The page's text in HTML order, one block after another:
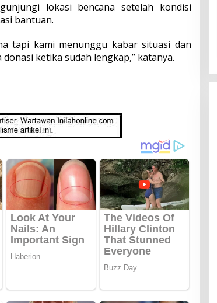
lokasi bencana setelah kondisi
bantuan.
tapi kami menunggu kabar situasi dan
ketika sudah lengkap,” katanya.